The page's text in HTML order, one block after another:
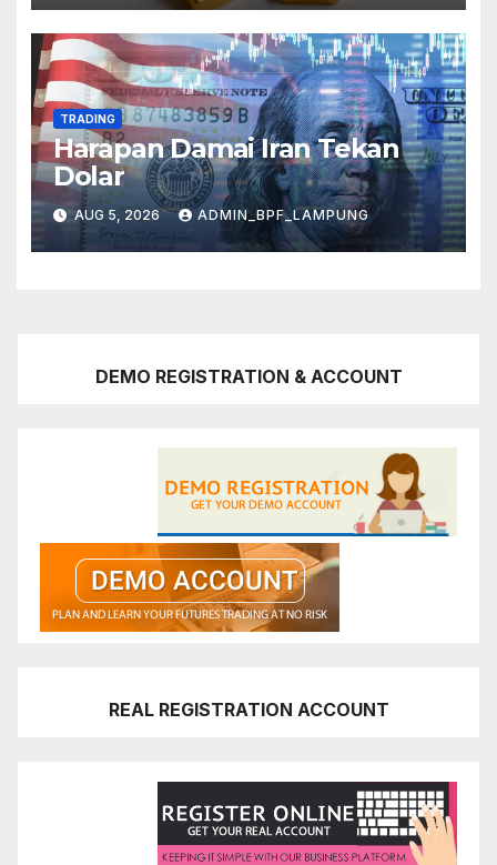
TRADING
Harapan Damai Iran Tekan
Dolar
AUG 5, 2026 ADMIN_BPF_LAMPUNG
DEMO REGISTRATION & ACCOUNT
REAL REGISTRATION ACCOUNT